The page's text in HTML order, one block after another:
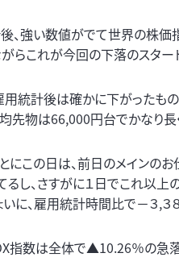
、強い数値がでて世界の株
らこれが今回の下落のスター
用統計後は確かに下がった
先物は66,000円台でかなり長
にこの日は、前日のメインの
るし、さすがに１日でこれ以
いに、雇用統計時間比で－３,
指数は全体で▲10.26％の急落